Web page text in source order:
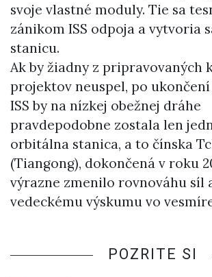
svoje vlastné moduly. Tie sa
zánikom ISS odpoja a vytvoria
stanicu.
Ak by žiadny z pripravovaných
projektov neuspel, po
ISS by na nízkej obežnej dráhe
pravdepodobne zostala len
orbitálna stanica, a to čínska
(Tiangong), dokončená v roku
výrazne zmenilo rovnováhu síl
vedeckému výskumu vo
POZRITE SI